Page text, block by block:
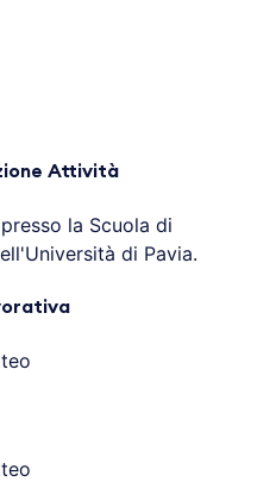
Attività
la Scuola di
di Pavia.